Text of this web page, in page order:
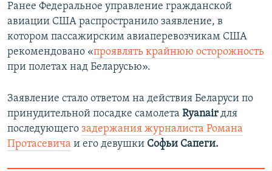
Ранее Федеральное управление гражданской
авиации США распространило заявление, в
котором пассажирским авиаперевозчикам США
рекомендовано «проявлять крайнюю осторожность
при полетах над Беларусью».
Заявление стало ответом на действия Беларуси по
принудительной посадке самолета Ryanairдля
последующего задержания журналиста Романа
Протасевича и его девушки Софьи Сапеги.